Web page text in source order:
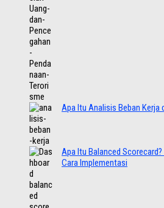
Apa Itu Analisis Beban Kerja
Apa Itu Balanced
Cara Implementasi